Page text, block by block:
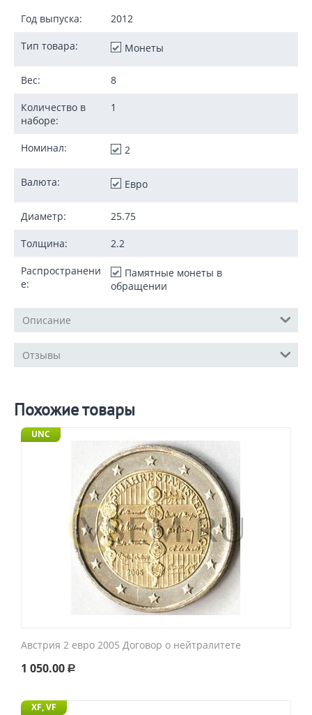
Год выпуска: 2012
Тип товара: Монеты
Вес: 8
Количество в
наборе:
1
Номинал: 2
Валюта: Евро
Диаметр: 25.75
Толщина: 2.2
Распространени
е:
Памятные монеты в
обращении
Описание
Отзывы
Похожие товары
UNC
Австрия 2 евро 2005 Договор о нейтралитете
1 050.00 Р
XF, VF